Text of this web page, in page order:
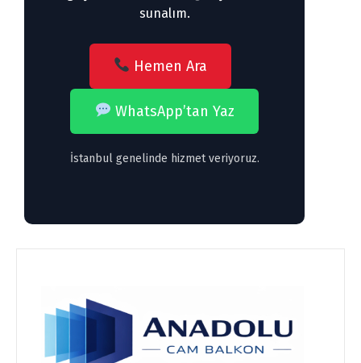
sunalım.
Hemen Ara
WhatsApp’tan Yaz
İstanbul genelinde hizmet veriyoruz.